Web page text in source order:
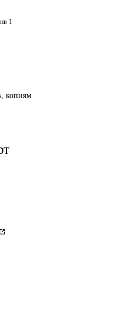
1
копиям